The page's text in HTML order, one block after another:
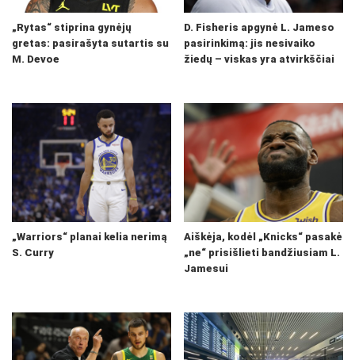
„Rytas“ stiprina gynėjų
gretas: pasirašyta sutartis su
M. Devoe
D. Fisheris apgynė L. Jameso
pasirinkimą: jis nesivaiko
žiedų – viskas yra atvirkščiai
„Warriors“ planai kelia nerimą
S. Curry
Aiškėja, kodėl „Knicks“ pasakė
„ne“ prisišlieti bandžiusiam L.
Jamesui